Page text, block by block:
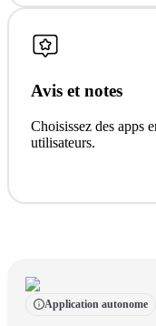
Avis et notes
Choisissez des apps
utilisateurs.
Application autonome